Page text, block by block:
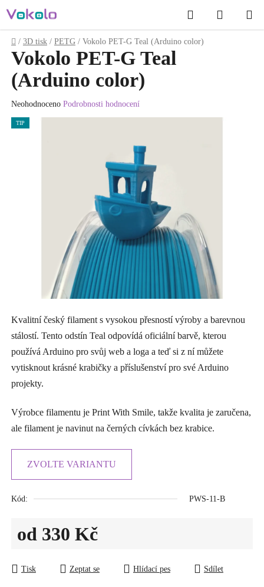
na
obsah
Hledat
KOŠÍK
Domů
/ 3D tisk / PETG / Vokolo PET-G Teal (Arduino color)
Kvalitní český filament s vysokou přesností výroby a barevnou
stálostí. Tento odstín Teal odpovídá oficiální barvě, kterou
používá Arduino pro svůj web a loga a teď si z ní můžete
vytisknout krásné krabičky a příslušenství pro své Arduino
projekty.
Výrobce filamentu je Print With Smile, takže kvalita je zaručena,
ale filament je navinut na černých cívkách bez krabice.
ZVOLTE VARIANTU
Kód: PWS-11-B
od 330 Kč
Tisk Zeptat se Hlídací pes Sdílet
Vokolo PET-G Teal
(Arduino color)
Průměrné
hodnocení
produktu
Neohodnoceno Podrobnosti hodnocení
TIP